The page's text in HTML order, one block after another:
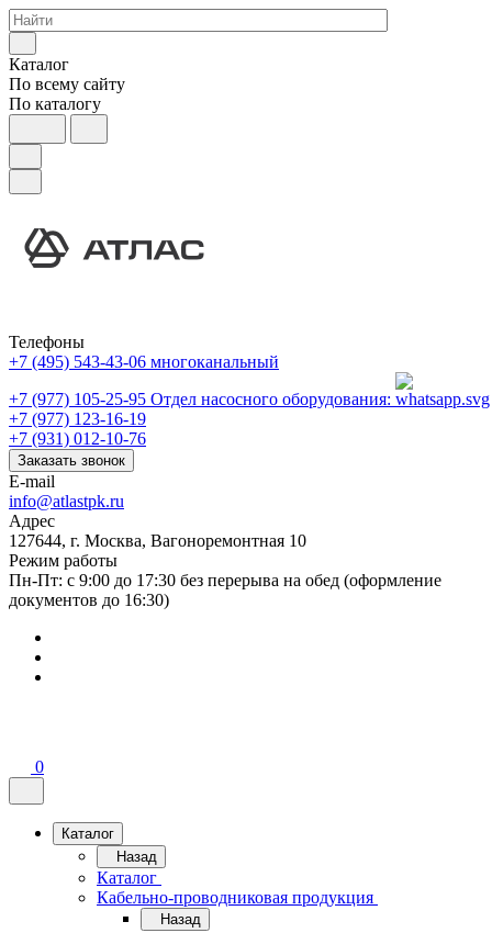
Каталог
По всему сайту
По каталогу
Телефоны
+7 (495) 543-43-06 многоканальный
+7 (977) 105-25-95 Отдел насосного оборудования:
+7 (977) 123-16-19
+7 (931) 012-10-76
Заказать звонок
E-mail
info@atlastpk.ru
Адрес
127644, г. Москва, Вагоноремонтная 10
Режим работы
Пн-Пт: с 9:00 до 17:30 без перерыва на обед (оформление
документов до 16:30)
0
Каталог
Назад
Каталог
Кабельно-проводниковая продукция
Назад